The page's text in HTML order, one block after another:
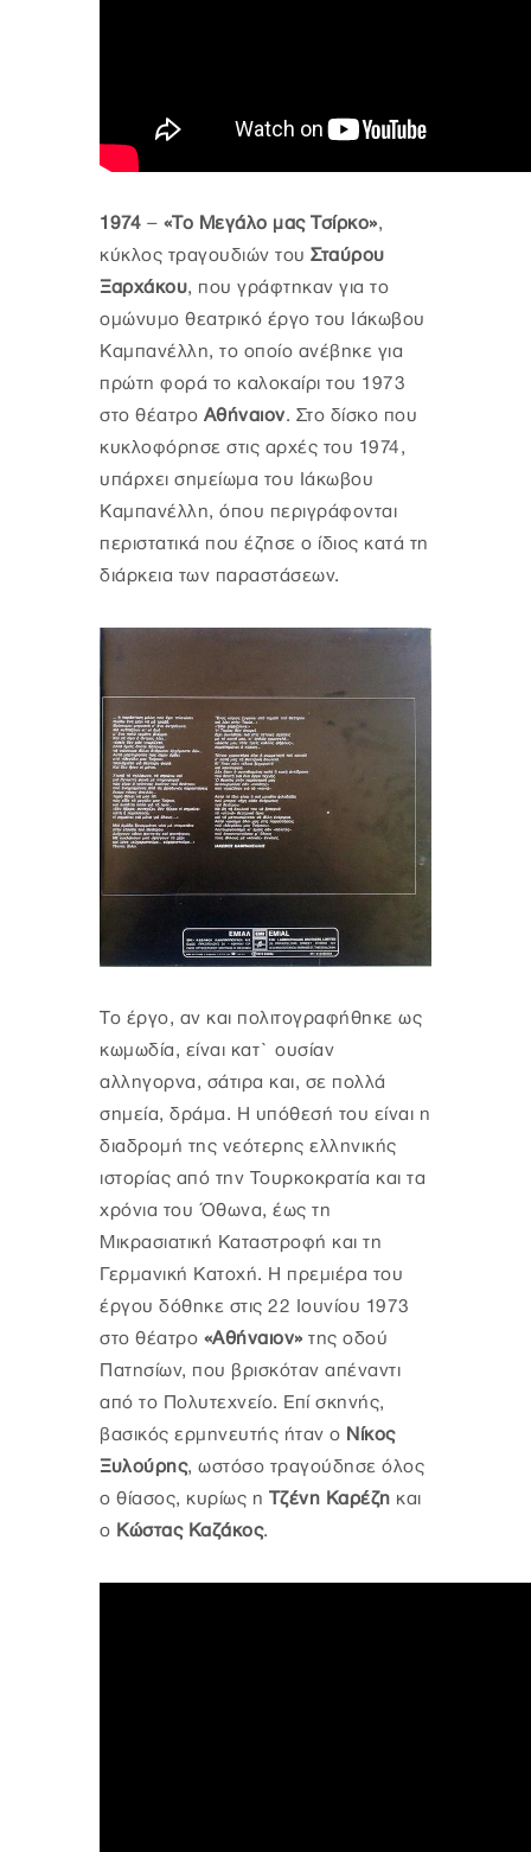
1974 – «Το Μεγάλο μας Τσίρκο»,
κύκλος τραγουδιών του Σταύρου
Ξαρχάκου, που γράφτηκαν για το
ομώνυμο θεατρικό έργο του Ιάκωβου
Καμπανέλλη, το οποίο ανέβηκε για
πρώτη φορά το καλοκαίρι του 1973
στο θέατρο Αθήναιον. Στο δίσκο που
κυκλοφόρησε στις αρχές του 1974,
υπάρχει σημείωμα του Ιάκωβου
Καμπανέλλη, όπου περιγράφονται
περιστατικά που έζησε ο ίδιος κατά τη
διάρκεια των παραστάσεων.
Το έργο, αν και πολιτογραφήθηκε ως
κωμωδία, είναι κατ` ουσίαν
αλληγορíα, σάτιρα και, σε πολλά
σημεία, δράμα. Η υπόθεσή του είναι η
διαδρομή της νεότερης ελληνικής
ιστορίας από την Τουρκοκρατία και τα
χρόνια του Όθωνα, έως τη
Μικρασιατική Καταστροφή και τη
Γερμανική Κατοχή. Η πρεμιέρα του
έργου δόθηκε στις 22 Ιουνίου 1973
στο θέατρο «Αθήναιον» της οδού
Πατησίων, που βρισκόταν απέναντι
από το Πολυτεχνείο. Επί σκηνής,
βασικός ερμηνευτής ήταν ο Νίκος
Ξυλούρης, ωστόσο τραγούδησε όλος
ο θίασος, κυρίως η Τζένη Καρέζη και
ο Κώστας Καζάκος.